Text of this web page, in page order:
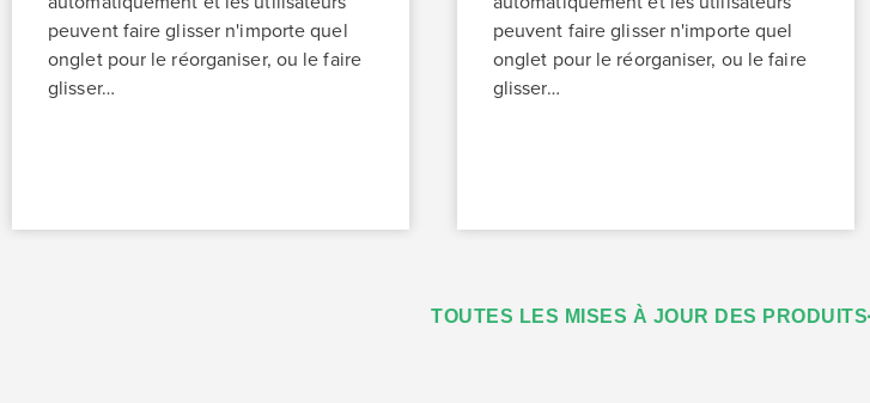
peuvent faire glisser n'importe quel
onglet pour le réorganiser, ou le faire
glisser…
peuvent faire glisser n'importe quel
onglet pour le réorganiser, ou le faire
glisser…
TOUTES LES MISES À JOUR DES PRODUITS